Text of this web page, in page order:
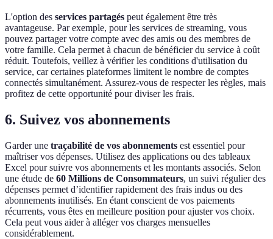
L'option des services partagés peut également être très
avantageuse. Par exemple, pour les services de streaming, vous
pouvez partager votre compte avec des amis ou des membres de
votre famille. Cela permet à chacun de bénéficier du service à coût
réduit. Toutefois, veillez à vérifier les conditions d'utilisation du
service, car certaines plateformes limitent le nombre de comptes
connectés simultanément. Assurez-vous de respecter les règles, mais
profitez de cette opportunité pour diviser les frais.
6. Suivez vos abonnements
Garder une traçabilité de vos abonnements est essentiel pour
maîtriser vos dépenses. Utilisez des applications ou des tableaux
Excel pour suivre vos abonnements et les montants associés. Selon
une étude de 60 Millions de Consommateurs, un suivi régulier des
dépenses permet d’identifier rapidement des frais indus ou des
abonnements inutilisés. En étant conscient de vos paiements
récurrents, vous êtes en meilleure position pour ajuster vos choix.
Cela peut vous aider à alléger vos charges mensuelles
considérablement.